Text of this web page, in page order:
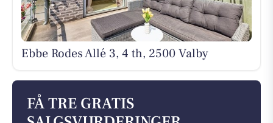
Ebbe Rodes Allé 3, 4 th, 2500 Valby
FÅ TRE GRATIS